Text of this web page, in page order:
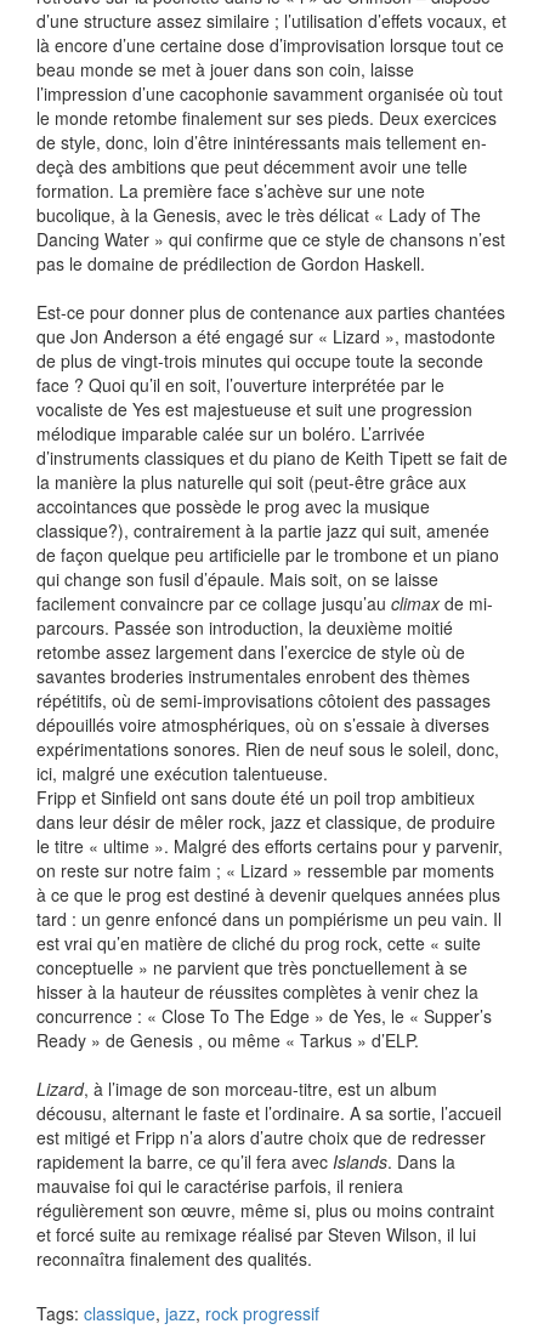
d’une structure assez similaire ; l’utilisation d’effets vocaux, et
là encore d’une certaine dose d’improvisation lorsque tout ce
beau monde se met à jouer dans son coin, laisse
l’impression d’une cacophonie savamment organisée où tout
le monde retombe finalement sur ses pieds. Deux exercices
de style, donc, loin d’être inintéressants mais tellement en-
deçà des ambitions que peut décemment avoir une telle
formation. La première face s’achève sur une note
bucolique, à la Genesis, avec le très délicat « Lady of The
Dancing Water » qui confirme que ce style de chansons n’est
pas le domaine de prédilection de Gordon Haskell.
Est-ce pour donner plus de contenance aux parties chantées
que Jon Anderson a été engagé sur « Lizard », mastodonte
de plus de vingt-trois minutes qui occupe toute la seconde
face ? Quoi qu’il en soit, l’ouverture interprétée par le
vocaliste de Yes est majestueuse et suit une progression
mélodique imparable calée sur un boléro. L’arrivée
d’instruments classiques et du piano de Keith Tipett se fait de
la manière la plus naturelle qui soit (peut-être grâce aux
accointances que possède le prog avec la musique
classique?), contrairement à la partie jazz qui suit, amenée
de façon quelque peu artificielle par le trombone et un piano
qui change son fusil d’épaule. Mais soit, on se laisse
facilement convaincre par ce collage jusqu’au climaxde mi-
parcours. Passée son introduction, la deuxième moitié
retombe assez largement dans l’exercice de style où de
savantes broderies instrumentales enrobent des thèmes
répétitifs, où de semi-improvisations côtoient des passages
dépouillés voire atmosphériques, où on s’essaie à diverses
expérimentations sonores. Rien de neuf sous le soleil, donc,
ici, malgré une exécution talentueuse.
Fripp et Sinfield ont sans doute été un poil trop ambitieux
dans leur désir de mêler rock, jazz et classique, de produire
le titre « ultime ». Malgré des efforts certains pour y parvenir,
on reste sur notre faim ; « Lizard » ressemble par moments
à ce que le prog est destiné à devenir quelques années plus
tard : un genre enfoncé dans un pompiérisme un peu vain. Il
est vrai qu’en matière de cliché du prog rock, cette « suite
conceptuelle » ne parvient que très ponctuellement à se
hisser à la hauteur de réussites complètes à venir chez la
concurrence : « Close To The Edge » de Yes, le « Supper’s
Ready » de Genesis , ou même « Tarkus » d’ELP.
Lizard, à l’image de son morceau-titre, est un album
décousu, alternant le faste et l’ordinaire. A sa sortie, l’accueil
est mitigé et Fripp n’a alors d’autre choix que de redresser
rapidement la barre, ce qu’il fera avec Islands. Dans la
mauvaise foi qui le caractérise parfois, il reniera
régulièrement son œuvre, même si, plus ou moins contraint
et forcé suite au remixage réalisé par Steven Wilson, il lui
reconnaîtra finalement des qualités.
Tags: classique, jazz, rock progressif